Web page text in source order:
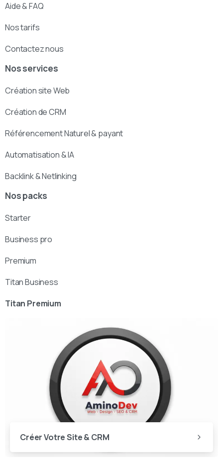
Aide & FAQ
Nos tarifs
Contactez nous
Nos services
Création site Web
Création de CRM
Référencement Naturel & payant
Automatisation & IA
Backlink & Netlinking
Nos packs
Starter
Business pro
Premium
Titan Business
Titan Premium
Créer Votre Site & CRM